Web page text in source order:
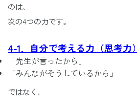
のは、
次の4つの力です。
4-1．自分で考える力（思考力）
「先生が言ったから」
「みんながそうしているから」
ではなく、